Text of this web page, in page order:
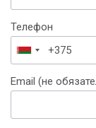
Телефон
Беларусь
+375
Email (не